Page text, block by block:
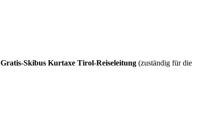
Gratis-Skibus Kurtaxe Tirol-Reiseleitung (zuständig für die